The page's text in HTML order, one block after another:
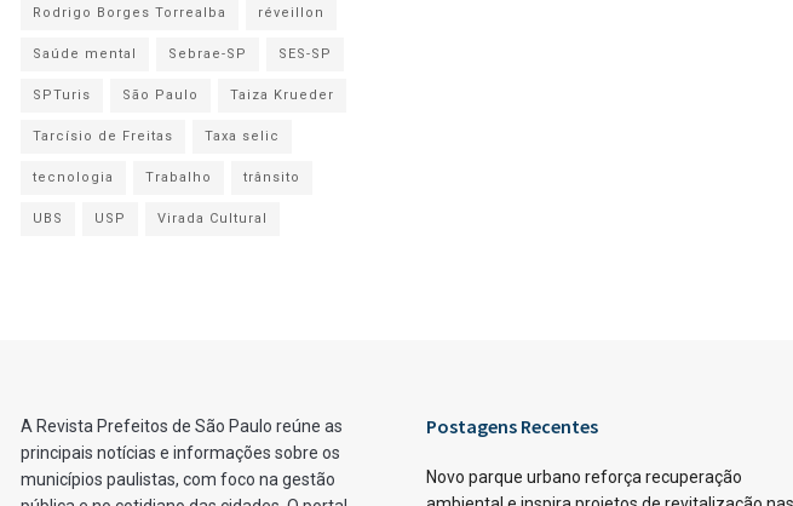
Rodrigo Borges Torrealba réveillon
Saúde mental Sebrae-SP SES-SP
SPTuris São Paulo Taiza Krueder
Tarcísio de Freitas Taxa selic
tecnologia Trabalho trânsito
UBS USP Virada Cultural
A Revista Prefeitos de São Paulo reúne as
principais notícias e informações sobre os
municípios paulistas, com foco na gestão
Postagens Recentes
Novo parque urbano reforça recuperação